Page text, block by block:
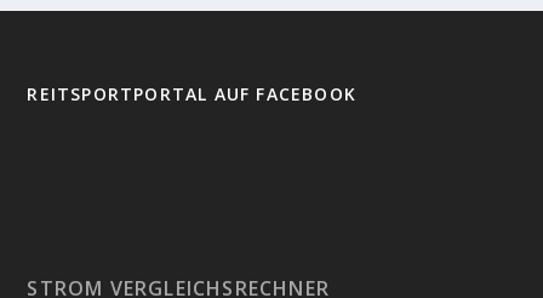
REITSPORTPORTAL AUF FACEBOOK
STROM VERGLEICHSRECHNER